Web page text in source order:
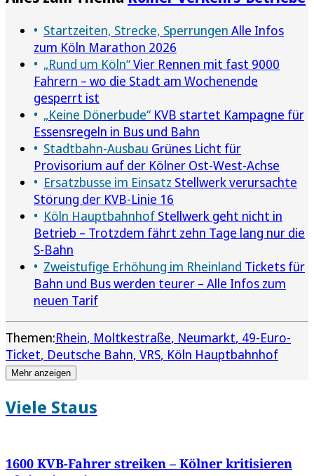
Startzeiten, Strecke, Sperrungen Alle Infos
zum Köln Marathon 2026
„Rund um Köln“Vier Rennen mit fast 9000
Fahrern – wo die Stadt am Wochenende
gesperrt ist
„Keine Dönerbude“ KVB startet Kampagne für
Essensregeln in Bus und Bahn
Stadtbahn-Ausbau Grünes Licht für
Provisorium auf der Kölner Ost-West-Achse
Ersatzbusse im Einsatz Stellwerk verursachte
Störung der KVB-Linie 16
Köln Hauptbahnhof Stellwerk geht nicht in
Betrieb – Trotzdem fährt zehn Tage lang nur die
S-Bahn
Zweistufige Erhöhung im Rheinland Tickets für
Bahn und Bus werden teurer – Alle Infos zum
neuen Tarif
Themen:Rhein Moltkestraße Neumarkt 49-Euro-
Ticket Deutsche Bahn VRS Köln Hauptbahnhof
Mehr anzeigen
Viele Staus
1600 KVB-Fahrer streiken – Kölner kritisieren